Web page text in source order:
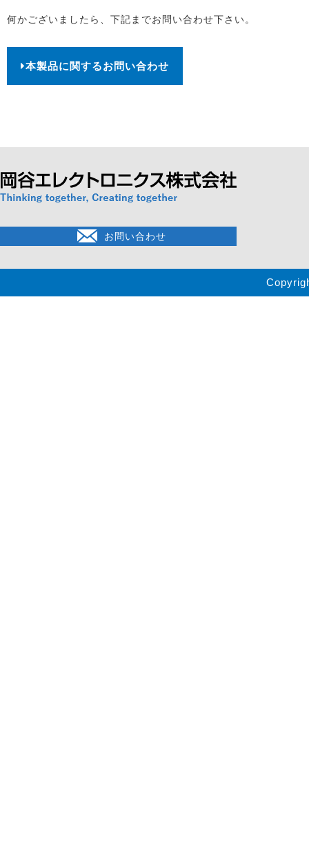
何かございましたら、下記までお問い合わせ下さい。
本製品に関するお問い合わせ
お問い合わせ